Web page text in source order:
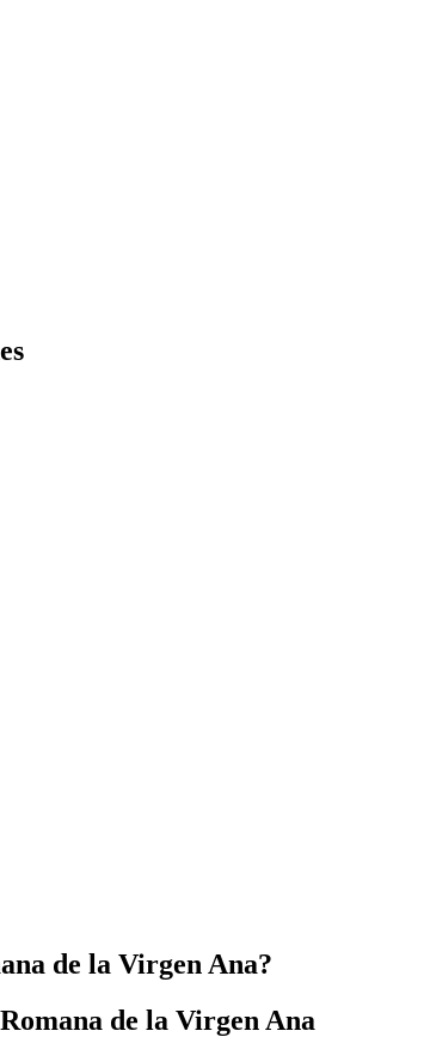
de la Virgen Ana?
de la Virgen Ana